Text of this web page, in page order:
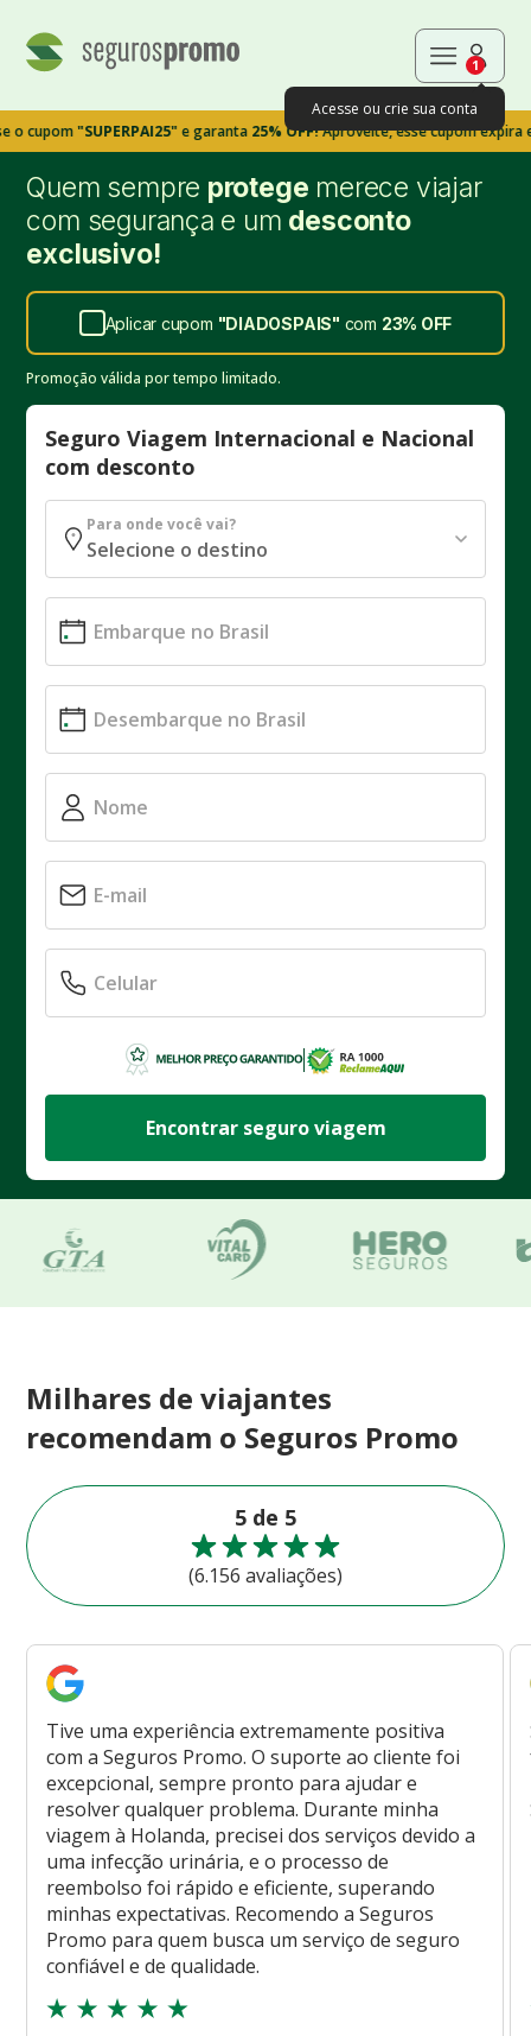
1
Acesse ou crie sua conta
"SUPERPAI25"e garanta25% OFF!Aproveite, esse cupom expira em
Quem sempre protege merece viajar
com segurança e um desconto
exclusivo!
Aplicar cupom "DIADOSPAIS" com 23% OFF
Promoção válida por tempo limitado.
Seguro Viagem Internacional e Nacional
com desconto
Para onde você vai?
Encontrar seguro viagem
Milhares de viajantes
recomendam o Seguros Promo
5 de 5
(6.156 avaliações)
Tive uma experiência extremamente positiva
com a Seguros Promo. O suporte ao cliente foi
excepcional, sempre pronto para ajudar e
resolver qualquer problema. Durante minha
viagem à Holanda, precisei dos serviços devido a
uma infecção urinária, e o processo de
reembolso foi rápido e eficiente, superando
minhas expectativas. Recomendo a Seguros
Promo para quem busca um serviço de seguro
confiável e de qualidade.